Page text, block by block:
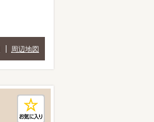
周辺地図